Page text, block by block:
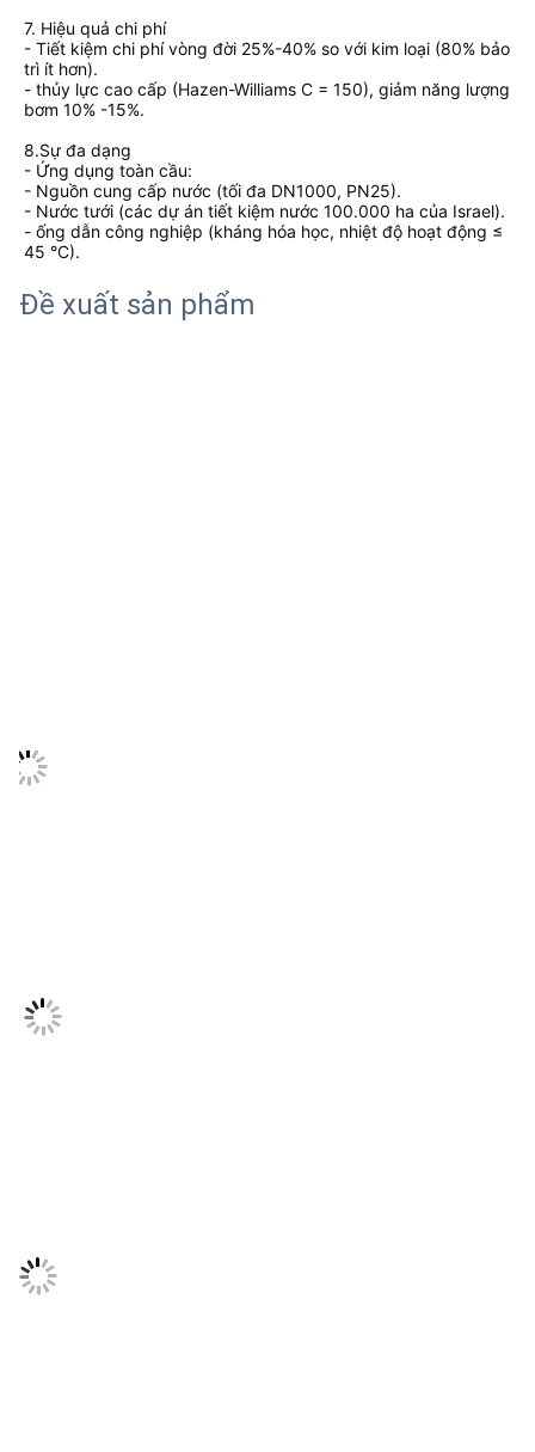
7. Hiệu quả chi phí
- Tiết kiệm chi phí vòng đời 25%-40% so với kim loại (80% bảo
trì ít hơn).
- thủy lực cao cấp (Hazen-Williams C = 150), giảm năng lượng
bơm 10% -15%.
8.Sự đa dạng
- Ứng dụng toàn cầu:
- Nguồn cung cấp nước (tối đa DN1000, PN25).
- Nước tưới (các dự án tiết kiệm nước 100.000 ha của Israel).
- ống dẫn công nghiệp (kháng hóa học, nhiệt độ hoạt động ≤
45 °C).
Đề xuất sản phẩm